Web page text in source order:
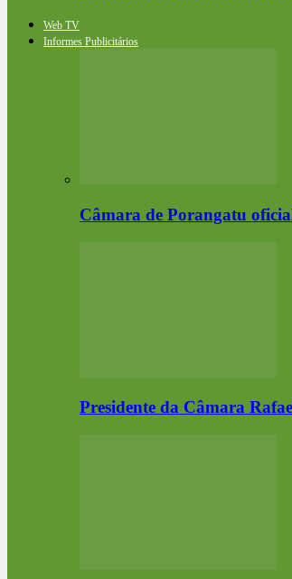
Web TV
Informes Publicitários
Câmara de Porangatu
Presidente da Câmara